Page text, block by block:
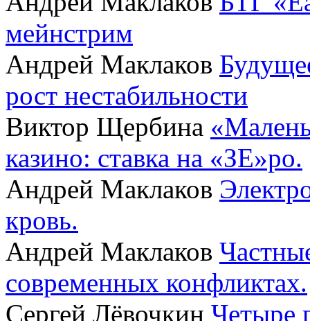
мейнстрим
Андрей Маклаков
рост нестабильности
Виктор Щербина
казино: ставка на «ЗЕ»ро.
Андрей Маклаков
кровь.
Андрей Маклаков
современных конфликтах.
Сергей Лёвочкин Четыре